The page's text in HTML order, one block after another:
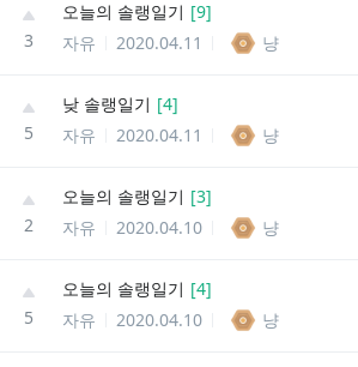
3
오늘의 솔랭일기 [9]
자유
2020.04.11 냥
5
낮 솔랭일기 [4]
자유
2020.04.11 냥
2
오늘의 솔랭일기 [3]
자유
2020.04.10 냥
5
오늘의 솔랭일기 [4]
자유
2020.04.10 냥